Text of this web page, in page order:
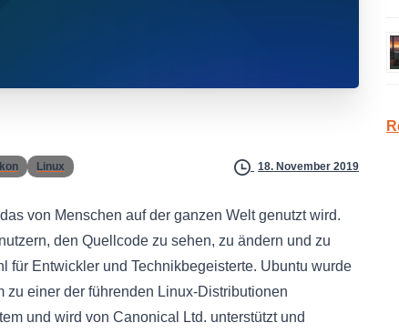
Linux 18. November 2019
von Menschen auf der ganzen Welt genutzt wird.
den Quellcode zu sehen, zu ändern und zu
für Entwickler und Technikbegeisterte. Ubuntu wurde
zu einer der führenden Linux-Distributionen
und wird von Canonical Ltd. unterstützt und